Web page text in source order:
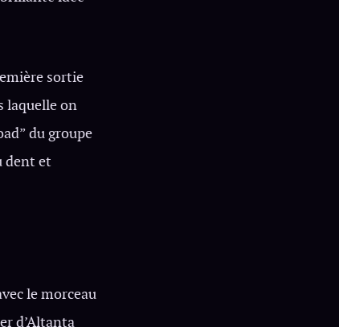
sortie
laquelle on
du groupe
dent et
le morceau
d’Altanta